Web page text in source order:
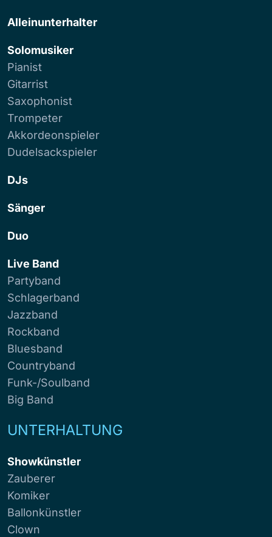
Alleinunterhalter
Solomusiker
Pianist
Gitarrist
Saxophonist
Trompeter
Akkordeonspieler
Dudelsackspieler
DJs
Sänger
Duo
Live Band
Partyband
Schlagerband
Jazzband
Rockband
Bluesband
Countryband
Funk-/Soulband
Big Band
UNTERHALTUNG
Showkünstler
Zauberer
Komiker
Ballonkünstler
Clown